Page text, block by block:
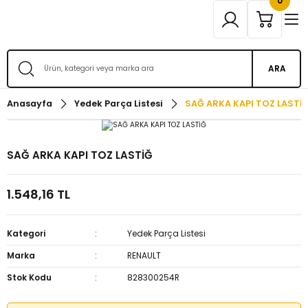
ARA
Anasayfa Yedek Parça Listesi SAĞ ARKA KAPI TOZ
SAĞ ARKA KAPI TOZ LASTİĞ
1.548,16 TL
Kategori
Yedek Parça Listesi
Marka
RENAULT
Stok Kodu
828300254R